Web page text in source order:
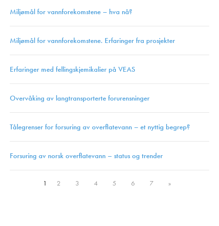
Miljømål for vannforekomstene – hva nå?
Miljømål for vannforekomstene. Erfaringer fra prosjekter
Erfaringer med fellingskjemikalier på VEAS
Overvåking av langtransporterte forurensninger
Tålegrenser for forsuring av overflatevann – et nyttig begrep?
Forsuring av norsk overflatevann – status og trender
1 2 3 4 5 6 7 »